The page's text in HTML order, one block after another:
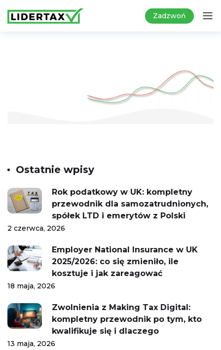
Zadzwoń
Ostatnie wpisy
Rok podatkowy w UK: kompletny
przewodnik dla samozatrudnionych,
spółek LTD i emerytów z Polski
2 czerwca, 2026
Employer National Insurance w UK
2025/2026: co się zmieniło, ile
kosztuje i jak zareagować
18 maja, 2026
Zwolnienia z Making Tax Digital:
kompletny przewodnik po tym, kto
kwalifikuje się i dlaczego
13 maja, 2026